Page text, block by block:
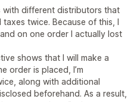
with different distributors that
twice. Because of this, I
on one order I actually lost
shows that I will make a
order is placed, I’m
along with additional
beforehand. As a result,